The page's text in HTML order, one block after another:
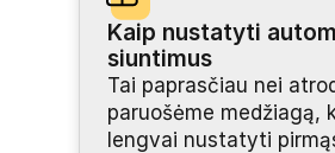
Kaip nustatyti
siuntimus
Tai paprasčiau nei
paruošėme medžiagą,
lengvai nustatyti